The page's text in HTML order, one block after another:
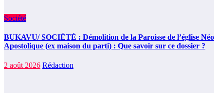
Société
BUKAVU/ SOCIÉTÉ : Démolition de la Paroisse de l’église Néo
Apostolique (ex maison du parti) : Que savoir sur ce dossier ?
2 août 2026 Rédaction